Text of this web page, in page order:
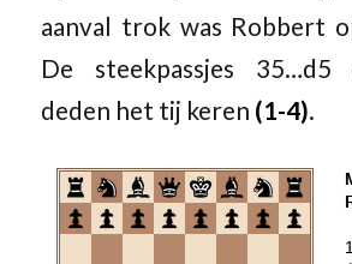
aanval trok was Robbert
De steekpassjes
deden het tij keren (1-4).